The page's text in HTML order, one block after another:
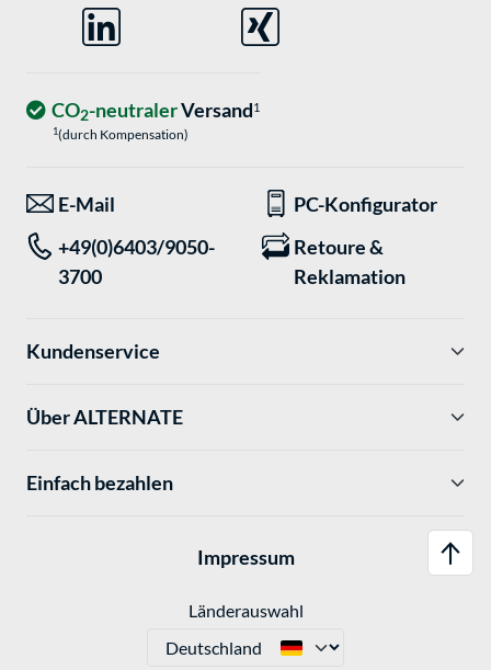
CO2-neutralerVersand1
1(durch Kompensation)
E-Mail
PC-Konfigurator
+49(0)6403/9050-
3700
Retoure &
Reklamation
Kundenservice
Über ALTERNATE
Einfach bezahlen
Impressum
Länderauswahl